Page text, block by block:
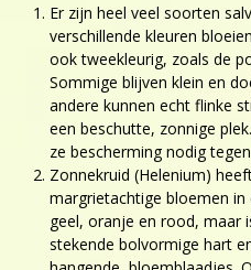
Er zijn heel veel soorten
verschillende kleuren
ook tweekleurig, zoals de
Sommige blijven klein en
andere kunnen echt flinke
een beschutte, zonnige
ze bescherming nodig
Zonnekruid (Helenium)
margrietachtige bloemen
geel, oranje en rood, maar
stekende bolvormige hart